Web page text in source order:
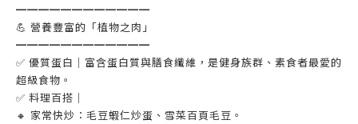
━━━━━━━━━━━━
💪 營養豐富的「植物之肉」
━━━━━━━━━━━━
✅ 優質蛋白｜富含蛋白質與膳食纖維，是健身族群、素食者最愛的
超級食物。
✅ 料理百搭｜
🔸 家常快炒：毛豆蝦仁炒蛋、雪菜百頁毛豆。